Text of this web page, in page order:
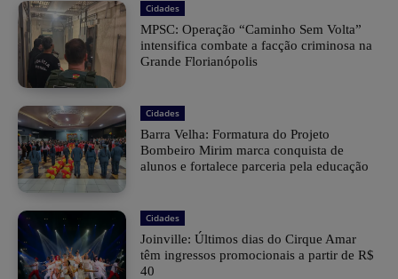
Cidades
MPSC: Operação “Caminho Sem Volta”
intensifica combate a facção criminosa na
Grande Florianópolis
Cidades
Barra Velha: Formatura do Projeto
Bombeiro Mirim marca conquista de
alunos e fortalece parceria pela educação
Cidades
Joinville: Últimos dias do Cirque Amar
têm ingressos promocionais a partir de R$
40